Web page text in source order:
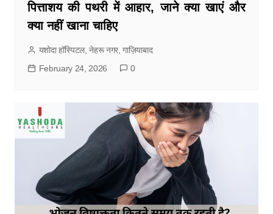
पित्ताशय की पथरी में आहार, जाने क्या खाएं और
क्या नहीं खाना चाहिए
यशोदा हॉस्पिटल, नेहरू नगर, गाज़ियाबाद
February 24, 2026
0